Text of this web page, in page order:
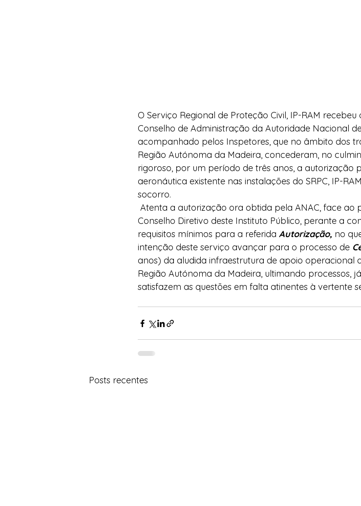
O Serviço Regional de Proteção Civil, IP-RAM
Conselho de Administração da Autoridade Nacional
acompanhado pelos Inspetores, que no âmbito dos
Região Autónoma da Madeira, concederam, no
rigoroso, por um período de três anos, a autorização
aeronáutica existente nas instalações do SRPC, IP-
socorro.
Atenta a autorização ora obtida pela ANAC, face ao
Conselho Diretivo deste Instituto Público, perante a
requisitos mínimos para a referida Autorização, no
intenção deste serviço avançar para o processo de
anos) da aludida infraestrutura de apoio operacional
Região Autónoma da Madeira, ultimando processos,
satisfazem as questões em falta atinentes à vertente
Posts recentes